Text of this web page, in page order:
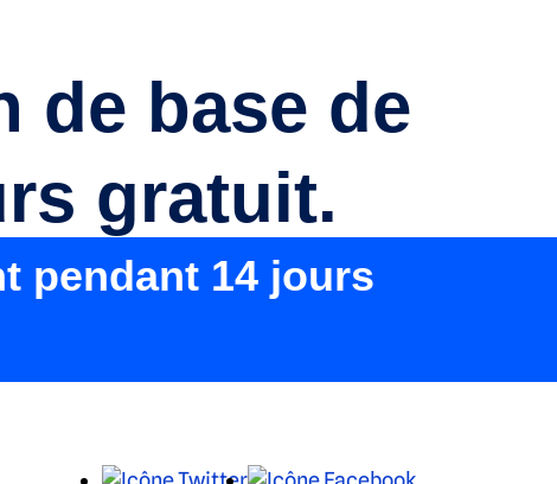
de base de
gratuit.
pendant 14 jours
X
Facebook